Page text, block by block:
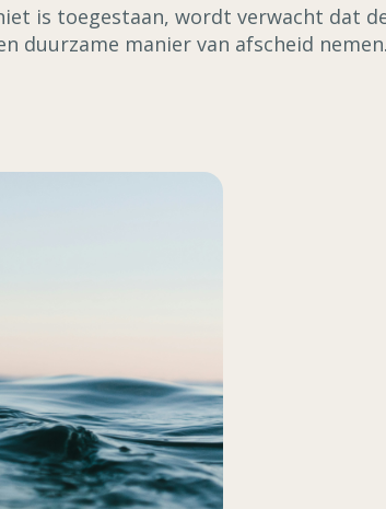
is toegestaan, wordt verwacht dat
duurzame manier van afscheid